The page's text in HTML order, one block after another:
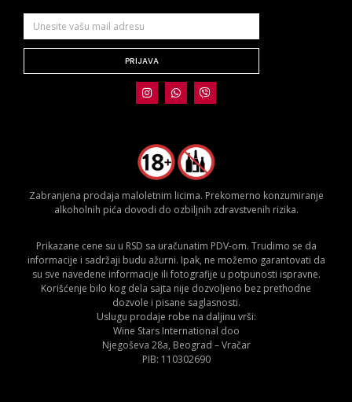
PRIJAVA
Zabranjena prodaja maloletnim licima. Prekomerno konzumiranje
alkoholnih pića dovodi do ozbiljnih zdravstvenih rizika.
Prikazane cene su u RSD sa uračunatim PDV-om. Trudimo se da
informacije i sadržaji budu ažurni. Ipak, ne možemo garantovati da
su sve navedene informacije ili fotografije u potpunosti ispravne.
Korišćenje bilo kog dela sajta nije dozvoljeno bez prethodne
dozvole i pisane saglasnosti.
Uslugu prodaje robe na daljinu vrši:
Wine Stars International doo
Njegoševa 28a, Beograd – Vračar
PIB: 110302690